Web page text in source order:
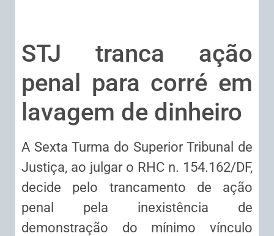
STJ tranca ação
penal para corré em
lavagem de dinheiro
A Sexta Turma do Superior Tribunal de
Justiça, ao julgar o RHC n. 154.162/DF,
decide pelo trancamento de ação
penal pela inexistência de
demonstração do mínimo vínculo